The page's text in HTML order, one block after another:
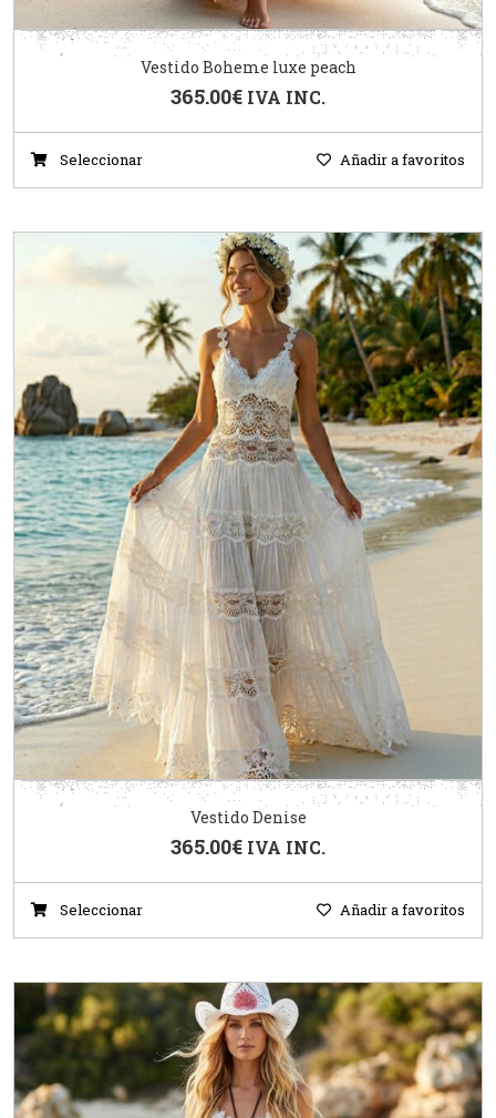
Vestido Boheme luxe peach
365.00€ IVA INC.
Seleccionar Añadir a favoritos
Vestido Denise
365.00€ IVA INC.
Seleccionar Añadir a favoritos